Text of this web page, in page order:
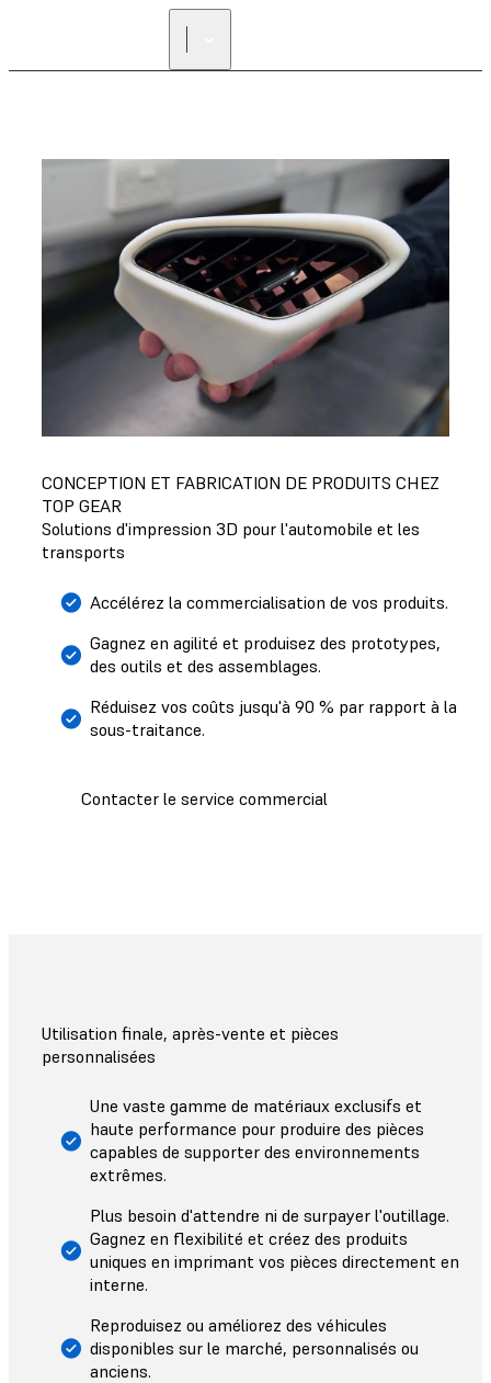
CONCEPTION ET FABRICATION DE PRODUITS CHEZ
TOP GEAR
Solutions d'impression 3D pour l'automobile et les
transports
Accélérez la commercialisation de vos produits.
Gagnez en agilité et produisez des prototypes,
des outils et des assemblages.
Réduisez vos coûts jusqu'à 90 % par rapport à la
sous-traitance.
Contacter le service commercial
Utilisation finale, après-vente et pièces
personnalisées
Une vaste gamme de matériaux exclusifs et
haute performance pour produire des pièces
capables de supporter des environnements
extrêmes.
Plus besoin d'attendre ni de surpayer l'outillage.
Gagnez en flexibilité et créez des produits
uniques en imprimant vos pièces directement en
interne.
Reproduisez ou améliorez des véhicules
disponibles sur le marché, personnalisés ou
anciens.